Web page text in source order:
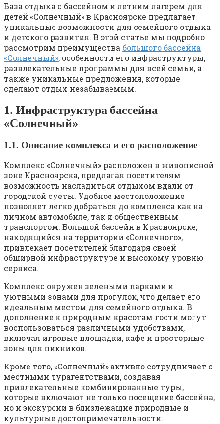
База отдыха с бассейном и летним лагерем для
детей «Солнечный» в Красноярске предлагает
уникальные возможности для семейного отдыха
и детского развития. В этой статье мы подробно
рассмотрим преимущества большого бассейна
«Солнечный», особенности его инфраструктуры,
развлекательные программы для всей семьи, а
также уникальные предложения, которые
сделают отдых незабываемым.
1. Инфраструктура бассейна
«Солнечный»
1.1. Описание комплекса и его расположение
Комплекс «Солнечный» расположен в живописной
зоне Красноярска, предлагая посетителям
возможность насладиться отдыхом вдали от
городской суеты. Удобное местоположение
позволяет легко добраться до комплекса как на
личном автомобиле, так и общественным
транспортом. Большой бассейн в Красноярске,
находящийся на территории «Солнечного»,
привлекает посетителей благодаря своей
обширной инфраструктуре и высокому уровню
сервиса.
Комплекс окружен зелеными парками и
уютными зонами для прогулок, что делает его
идеальным местом для семейного отдыха. В
дополнение к природным красотам гости могут
воспользоваться различными удобствами,
включая игровые площадки, кафе и просторные
зоны для пикников.
Кроме того, «Солнечный» активно сотрудничает с
местными турагентствами, создавая
привлекательные комбинированные туры,
которые включают не только посещение бассейна,
но и экскурсии в близлежащие природные и
культурные достопримечательности.